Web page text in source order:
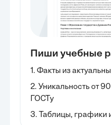
Пиши учебные
1. Факты из
2. Уникальность от
ГОСТу
3. Таблицы, графики